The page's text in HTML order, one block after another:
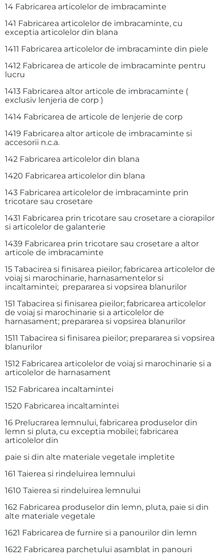
14 Fabricarea articolelor de imbracaminte
141 Fabricarea articolelor de imbracaminte, cu
exceptia articolelor din blana
1411 Fabricarea articolelor de imbracaminte din piele
1412 Fabricarea de articole de imbracaminte pentru
lucru
1413 Fabricarea altor articole de imbracaminte (
exclusiv lenjeria de corp )
1414 Fabricarea de articole de lenjerie de corp
1419 Fabricarea altor articole de imbracaminte si
accesorii n.c.a.
142 Fabricarea articolelor din blana
1420 Fabricarea articolelor din blana
143 Fabricarea articolelor de imbracaminte prin
tricotare sau crosetare
1431 Fabricarea prin tricotare sau crosetare a ciorapilor
si articolelor de galanterie
1439 Fabricarea prin tricotare sau crosetare a altor
articole de imbracaminte
15 Tabacirea si finisarea pieilor; fabricarea articolelor de
voiaj si marochinarie, harnasamentelor si
incaltamintei; prepararea si vopsirea blanurilor
151 Tabacirea si finisarea pieilor; fabricarea articolelor
de voiaj si marochinarie si a articolelor de
harnasament; prepararea si vopsirea blanurilor
1511 Tabacirea si finisarea pieilor; prepararea si vopsirea
blanurilor
1512 Fabricarea articolelor de voiaj si marochinarie si a
articolelor de harnasament
152 Fabricarea incaltamintei
1520 Fabricarea incaltamintei
16 Prelucrarea lemnului, fabricarea produselor din
lemn si pluta, cu exceptia mobilei; fabricarea
articolelor din
paie si din alte materiale vegetale impletite
161 Taierea si rindeluirea lemnului
1610 Taierea si rindeluirea lemnului
162 Fabricarea produselor din lemn, pluta, paie si din
alte materiale vegetale
1621 Fabricarea de furnire si a panourilor din lemn
1622 Fabricarea parchetului asamblat in panouri